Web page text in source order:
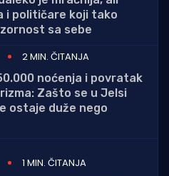
i političare koji tako
sa sebe
2 MIN. ČITANJA
noćenja i povratak
Zašto se u Jelsi
ostaje duže nego
1 MIN. ČITANJA